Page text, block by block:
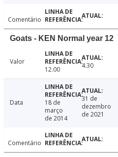
Comentário
Goats - KEN Normal year 12
Valor
12.00
4.30
Data
18 de
março
de 2014
31 de
dezembro
de 2021
Comentário